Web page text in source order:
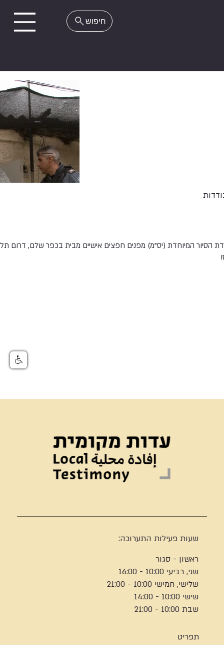
הסיור המיוחדת (יס"מ) מפנים חפצים אישיים מבית בכפר שלם,
שעות פעילות התערוכה:
ראשון - סגור
שני, רביעי 10:00 - 16:00
שלישי, חמישי 10:00 - 21:00
שישי 10:00 - 14:00
שבת 10:00 - 21:00
תפריט